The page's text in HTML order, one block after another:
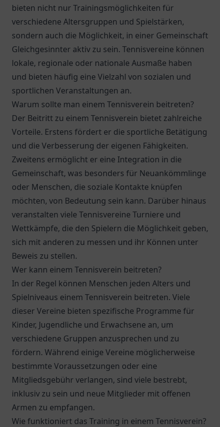
bieten nicht nur Trainingsmöglichkeiten für
verschiedene Altersgruppen und Spielstärken,
sondern auch die Möglichkeit, in einer Gemeinschaft
Gleichgesinnter aktiv zu sein. Tennisvereine können
lokale, regionale oder nationale Ausmaße haben
und bieten häufig eine Vielzahl von sozialen und
sportlichen Veranstaltungen an.
Warum sollte man einem Tennisverein beitreten?
Der Beitritt zu einem Tennisverein bietet zahlreiche
Vorteile. Erstens fördert er die sportliche Betätigung
und die Verbesserung der eigenen Fähigkeiten.
Zweitens ermöglicht er eine Integration in die
Gemeinschaft, was besonders für Neuankömmlinge
oder Menschen, die soziale Kontakte knüpfen
möchten, von Bedeutung sein kann. Darüber hinaus
veranstalten viele Tennisvereine Turniere und
Wettkämpfe, die den Spielern die Möglichkeit geben,
sich mit anderen zu messen und ihr Können unter
Beweis zu stellen.
Wer kann einem Tennisverein beitreten?
In der Regel können Menschen jeden Alters und
Spielniveaus einem Tennisverein beitreten. Viele
dieser Vereine bieten spezifische Programme für
Kinder, Jugendliche und Erwachsene an, um
verschiedene Gruppen anzusprechen und zu
fördern. Während einige Vereine möglicherweise
bestimmte Voraussetzungen oder eine
Mitgliedsgebühr verlangen, sind viele bestrebt,
inklusiv zu sein und neue Mitglieder mit offenen
Armen zu empfangen.
Wie funktioniert das Training in einem Tennisverein?